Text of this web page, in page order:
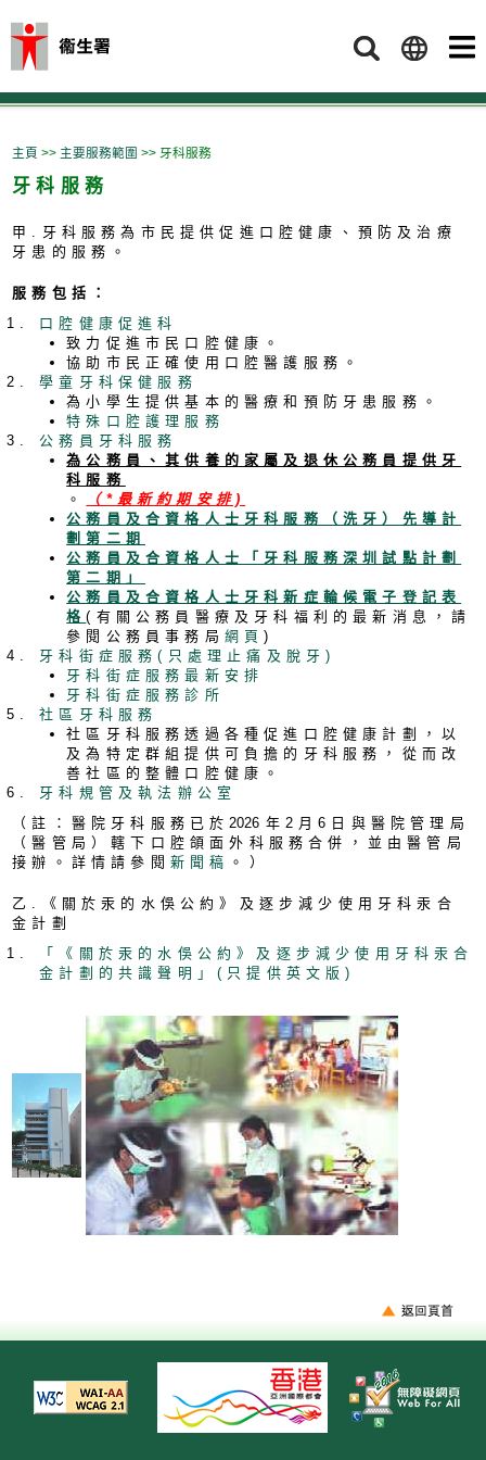
搜索
主頁 >> 主要服務範圍 >> 牙科服務
牙科服務
甲.牙科服務為市民提供促進口腔健康、預防及治療
牙患的服務。
服務包括：
口腔健康促進科
致力促進市民口腔健康。
協助市民正確使用口腔醫護服務。
學童牙科保健服務
為小學生提供基本的醫療和預防牙患服務。
特殊口腔護理服務
公務員牙科服務
為公務員、其供養的家屬及退休公務員提供牙
科服務
。
（*最新約期安排)
公務員及合資格人士牙科服務（洗牙）先導計
劃第二期
公務員及合資格人士「牙科服務深圳試點計劃
第二期」
公務員及合資格人士牙科新症輪候電子登記表
格(有關公務員醫療及牙科福利的最新消息，請
參閱公務員事務局 網頁)
牙科街症服務(只處理止痛及脫牙)
牙科街症服務最新安排
牙科街症服務診所
社區牙科服務
社區牙科服務透過各種促進口腔健康計劃，以
及為特定群組提供可負擔的牙科服務，從而改
善社區的整體口腔健康。
牙科規管及執法辦公室
（註：醫院牙科服務已於2026年2月6日與醫院管理局
（醫管局）轄下口腔頜面外科服務合併，並由醫管局
接辦。詳情請參閱 新聞稿 。）
乙.《關於汞的水俁公約》及逐步減少使用牙科汞合
金計劃
「《關於汞的水俁公約》及逐步減少使用牙科汞合
金計劃的共識聲明」(只提供英文版)